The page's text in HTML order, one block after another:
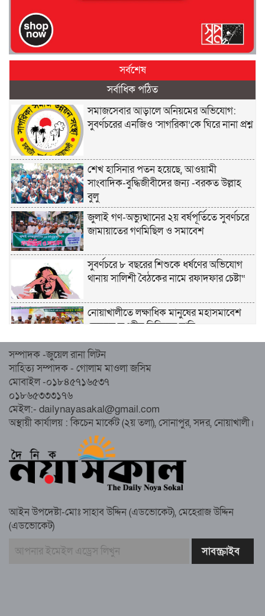
সর্বশেষ
সর্বাধিক পঠিত
সমাজসেবার আড়ালে অনিয়মের অভিযোগ:
সুবর্ণচরের এনজিও ‘সাগরিকা’কে ঘিরে নানা প্রশ্ন
শেখ হাসিনার পতন হয়েছে, আওয়ামী
সাংবাদিক-বুদ্ধিজীবীদের জন্য -বরকত উল্লাহ
বুলু
জুলাই গণ-অভ্যুত্থানের ২য় বর্ষপূর্তিতে সুবর্ণচরে
জামায়াতের গণমিছিল ও সমাবেশ
সুবর্ণচরে ৮ বছরের শিশুকে ধর্ষণের অভিযোগ
থানায় সালিশী বৈঠকের নামে রফাদফার চেষ্টা“
নোয়াখালীতে লক্ষাধিক মানুষের মহাসমাবেশ
হেজবুত তওহীদ নিষিদ্ধের দাবি
নোয়াখালীতে ইসলামী মহাসমাবেশের প্রস্তুতি
সম্পন্ন, অংশ নেবেন লক্ষাধিক মানুষ
নোয়াখালীতে ইসলামী ছাত্রশিবিরের ‘অদম্য
জুলাই’ মিছিল
সুবর্ণচরে মায়ের অভিযোগে সাবেক ভাইস
চেয়ারম্যান গ্রেপ্তার
স্মরণ সভায় মিলাদ ও দোয়া
সম্পাদক -জুয়েল রানা লিটন
সাহিত্য সম্পাদক - গোলাম মাওলা জসিম
মোবাইল -০১৮৪৫৭১৬৫৩৭
০১৮৬৫৩৩৩১৭৬
মেইল:- dailynayasakal@gmail.com
অস্থায়ী কার্যালয় : কিচেন মার্কেট (২য় তলা), সোনাপুর, সদর, নোয়াখালী।
আইন উপদেষ্টা-মোঃ সাহাব উদ্দিন (এডভোকেট), মেহেরাজ উদ্দিন
(এডভোকেট)